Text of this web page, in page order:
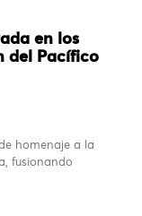
en los
del Pacífico
homenaje a la
fusionando